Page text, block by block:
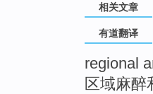
相关文章
有道翻译
regional
区域麻醉